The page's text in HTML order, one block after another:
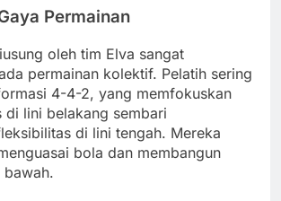
Permainan
oleh tim Elva sangat
permainan kolektif. Pelatih sering
4-4-2, yang memfokuskan
di lini belakang sembari
di lini tengah. Mereka
bola dan membangun
bawah.